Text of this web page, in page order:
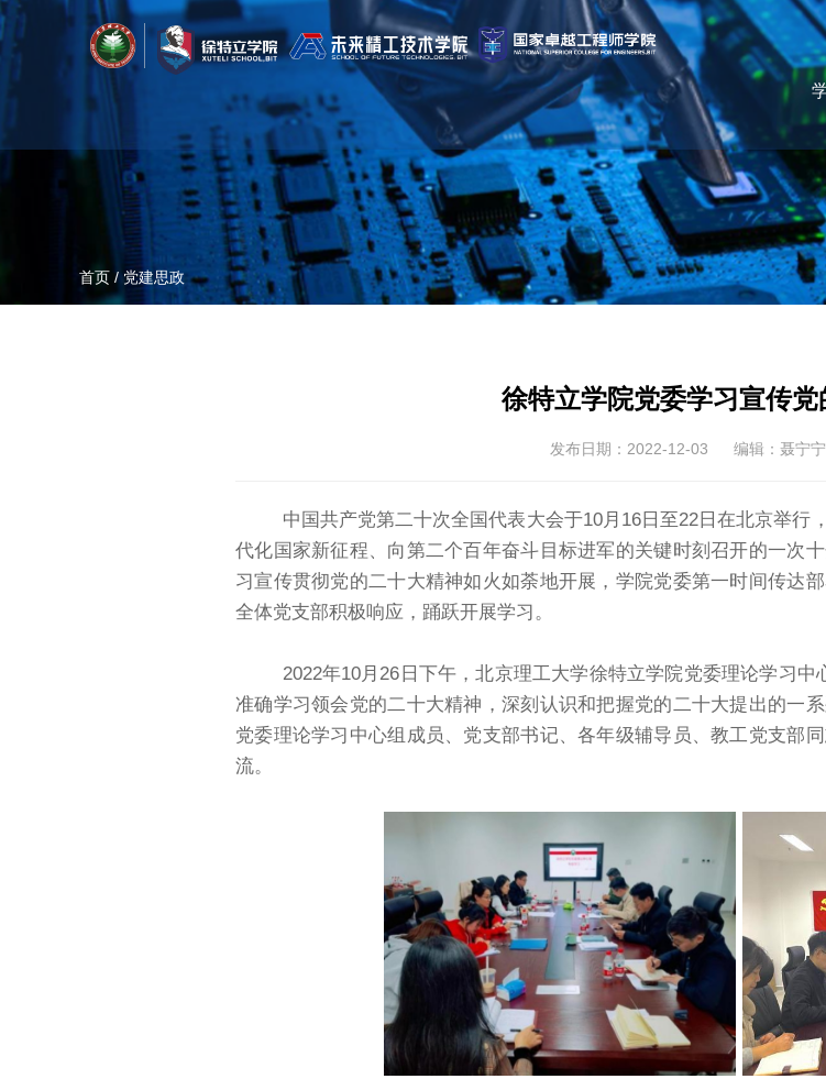
首页 /党建思政
徐特立学院党委学习宣传
发布日期：2022-12-03 编辑：聂宁宁
中国共产党第二十次全国代表大会于10月16日至22日在北京举
代化国家新征程、向第二个百年奋斗目标进军的关键时刻召开的一次
习宣传贯彻党的二十大精神如火如荼地开展，学院党委第一时间传达
全体党支部积极响应，踊跃开展学习。
2022年10月26日下午，北京理工大学徐特立学院党委理论学习
准确学习领会党的二十大精神，深刻认识和把握党的二十大提出的一
党委理论学习中心组成员、党支部书记、各年级辅导员、教工党支部
流。